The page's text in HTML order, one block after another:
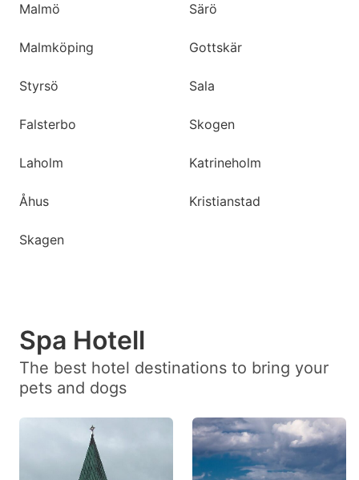
Malmö Särö
Malmköping Gottskär
Styrsö Sala
Falsterbo Skogen
Laholm Katrineholm
Åhus Kristianstad
Skagen
Spa Hotell
The best hotel destinations to bring your
pets and dogs